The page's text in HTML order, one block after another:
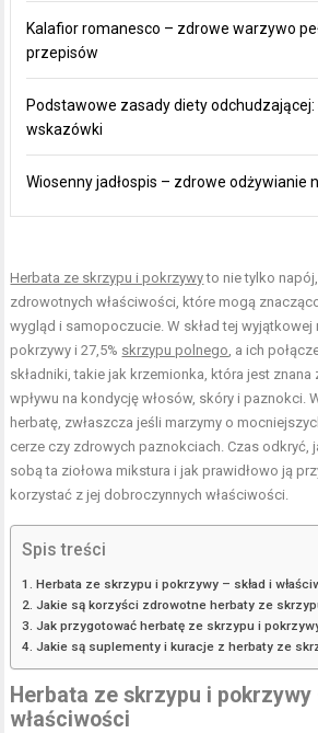
Kalafior romanesco – zdrowe warzywo
przepisów
Podstawowe zasady diety
wskazówki
Wiosenny jadłospis – zdrowe odżywianie
Herbata ze skrzypu i pokrzywyto nie tylko
zdrowotnych właściwości, które mogą
wygląd i samopoczucie. W skład tej wyjątkowej
pokrzywy i 27,5% skrzypu polnego , a ich
składniki, takie jak krzemionka, która jest
wpływu na kondycję włosów, skóry i paznokci.
herbatę, zwłaszcza jeśli marzymy o
cerze czy zdrowych paznokciach. Czas odkryć,
sobą ta ziołowa mikstura i jak prawidłowo ją
korzystać z jej dobroczynnych właściwości.
Spis treści
Herbata ze skrzypu i pokrzywy – skład i
Jakie są korzyści zdrowotne herbaty ze
Jak przygotować herbatę ze skrzypu i
Jakie są suplementy i kuracje z herbaty ze
Herbata ze skrzypu i pokrzywy
właściwości